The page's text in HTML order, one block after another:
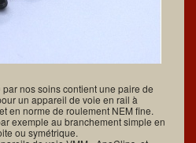
nos soins contient une paire de
un appareil de voie en rail à
en norme de roulement NEM fine.
exemple au branchement simple en
ou symétrique.